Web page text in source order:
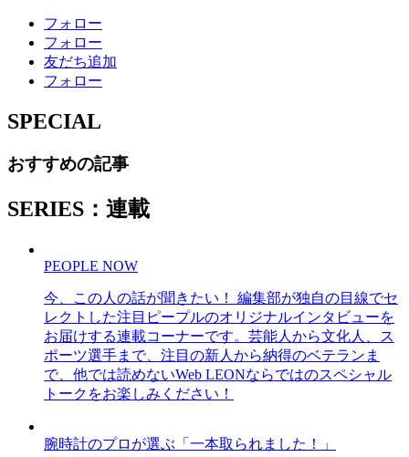
フォロー
フォロー
友だち追加
フォロー
SPECIAL
おすすめの記事
SERIES：連載
PEOPLE NOW
今、この人の話が聞きたい！ 編集部が独自の目線でセ
レクトした注目ピープルのオリジナルインタビューを
お届けする連載コーナーです。芸能人から文化人、ス
ポーツ選手まで、注目の新人から納得のベテランま
で、他では読めないWeb LEONならではのスペシャル
トークをお楽しみください！
腕時計のプロが選ぶ「一本取られました！」